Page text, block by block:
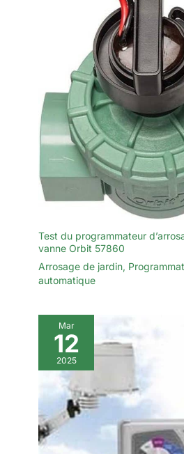
Test du programmateur
vanne Orbit 57860
Arrosage de jardin,
automatique
Mar
12
2025